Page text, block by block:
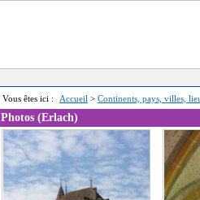
Vous êtes ici : Accueil > Continents, pays, villes,
Photos (Erlach)